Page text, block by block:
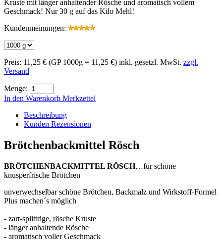
Kruste mit länger anhaltender Rösche und aromatisch vollem
Geschmack! Nur 30 g auf das Kilo Mehl!
Kundenmeinungen:
Preis: 11,25 € (GP 1000g = 11,25 €) inkl. gesetzl. MwSt. zzgl.
Versand
Menge:
In den Warenkorb Merkzettel
Beschreibung
Kunden Rezensionen
Brötchenbackmittel Rösch
BRÖTCHENBACKMITTEL RÖSCH…für schöne
knusperfrische Brötchen
unverwechselbar schöne Brötchen, Backmalz und Wirkstoff-Formel
Plus machen´s möglich
- zart-splittrige, rösche Kruste
- länger anhaltende Rösche
- aromatisch voller Geschmack